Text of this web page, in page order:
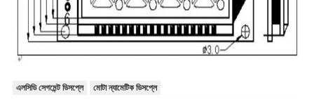
এলসিডি সেগমেন্ট ডিসপ্লে মোটা ন্যামেটিক ডিসপ্লে